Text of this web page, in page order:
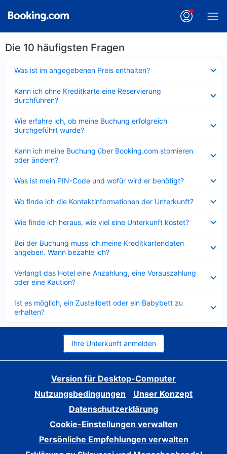
Die 10 häufigsten Fragen
Was ist im angegebenen Preis enthalten?
Kann ich ohne Kreditkarte eine Reservierung
durchführen?
Wie erfahre ich, ob meine Buchung erfolgreich
durchgeführt wurde?
Kann ich meine Buchung über Booking.com stornieren
oder ändern?
Was ist mein PIN-Code und wofür wird er benötigt?
Wo finde ich die Kontaktinformationen der Unterkunft?
Wie finde ich heraus, wie viel eine Unterkunft kostet?
Bei der Buchung muss ich meine Kreditkartendaten
angeben. Wann bezahle ich?
Verlangt das Hotel eine Anzahlung, eine Vorauszahlung
oder eine Kaution?
Ist es möglich, ein Zustellbett oder ein Babybett zu
erhalten?
Ihre Unterkunft anmelden
Version für Desktop-Computer
Nutzungsbedingungen
Unser Konzept
Datenschutzerklärung
Cookie-Einstellungen verwalten
Persönliche Empfehlungen verwalten